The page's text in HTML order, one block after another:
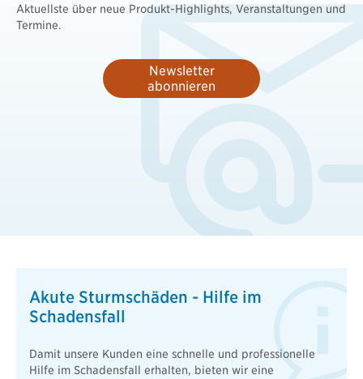
Aktuellste über neue Produkt-Highlights, Veranstaltungen und
Termine.
Newsletter
abonnieren
Akute Sturmschäden - Hilfe im
Schadensfall
Damit unsere Kunden eine schnelle und professionelle
Hilfe im Schadensfall erhalten, bieten wir eine